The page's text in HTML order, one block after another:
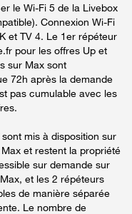
le Wi-Fi 5 de la Livebox
Connexion Wi-Fi
et TV 4. Le 1er répéteur
pour les offres Up et
sur Max sont
72h après la demande
pas cumulable avec les
mis à disposition sur
et restent la propriété
sur demande sur
et les 2 répéteurs
de manière séparée
Le nombre de